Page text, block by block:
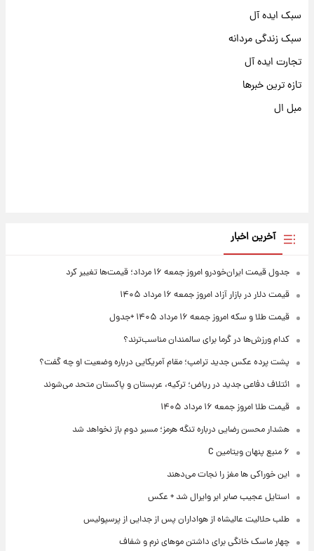
سبک ایده آل
سبک زندگی مردانه
تجارت ایده آل
تازه ترین خبرها
مبل ال
آخرین اخبار
جدول قیمت ایران‌خودرو امروز جمعه ۱۶ مرداد؛ قیمت‌ها تغییر کرد
قیمت دلار در بازار آزاد امروز جمعه ۱۶ مرداد ۱۴۰۵
قیمت طلا و سکه امروز جمعه ۱۶ مرداد ۱۴۰۵ +جدول
کدام ورزش‌ها در گرما برای سالمندان مناسب‌ترند؟
پشت پرده عکس جدید ترامپ؛ مقام آمریکایی درباره وضعیت او چه گفت؟
ائتلاف دفاعی جدید در ریاض؛ ترکیه، عربستان و پاکستان متحد می‌شوند
قیمت طلا امروز جمعه ۱۶ مرداد ۱۴۰۵
هشدار محسن رضایی درباره تنگه هرمز؛ مسیر دوم باز نخواهد شد
۶ منبع پنهان ویتامین C
این خوراکی ها مغز را نجات می‌دهند
استایل عجیب صابر ابر وایرال شد + عکس
طلب حلالیت عالیشاه از هواداران پس از جدایی از پرسپولیس
چهار ماسک خانگی برای داشتن موهای نرم و شفاف